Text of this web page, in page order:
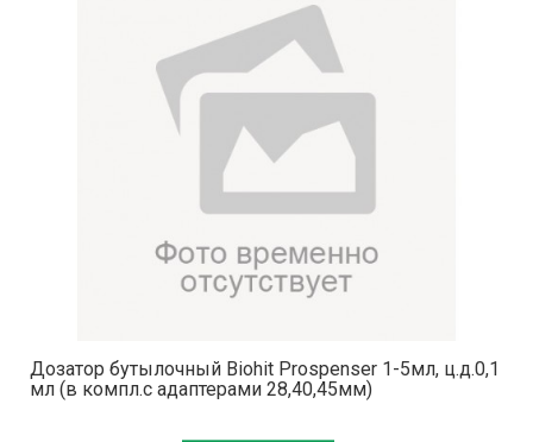
Дозатор бутылочный Biohit Prospenser 1-5мл, ц.д.0,1
мл (в компл.с адаптерами 28,40,45мм)